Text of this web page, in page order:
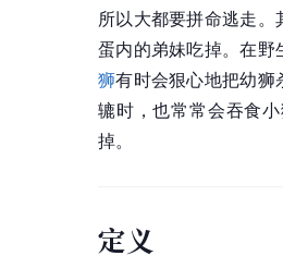
所以大都要拼命逃走。
蛋内的弟妹吃掉。在
狮有时会狠心地把幼狮
辘时，也常常会吞食
掉。
定义